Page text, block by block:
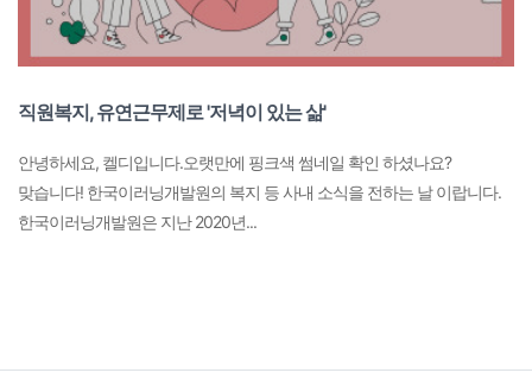
직원복지, 유연근무제로 '저녁이 있는 삶'
안녕하세요, 켈디입니다.오랫만에 핑크색 썸네일 확인 하셨나요?
맞습니다! 한국이러닝개발원의 복지 등 사내 소식을 전하는 날 이랍니다.
한국이러닝개발원은 지난 2020년...